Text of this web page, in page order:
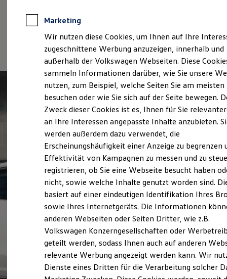
Anpfiff zum Gewinn
Elektroautos
ID. Tutorials
Elektrofahrzeugkonzepte
Reichweite
Reichweite der ID. Modelle
Reichweite im Winter
Laden
Laden unterwegs
Laden Zuhause
Ladezeitensimulator
Batterie
Sicherheit
Garantie und Lebensdauer
Nachhaltigkeit
Technologie
Kosten und Kauf
Verbrauchskosten
Kaufoptionen
E-Auto-Förderung
Software und Konnektivität
Die ID. Software 6
ID. Software Versionen und Updates
Digitale Extras
Schnittstellen zu Ihrem ID.
(Impressum & Rechtliches )
Marketing
Wir nutzen diese Cookies, um Ihnen auf Ihre
zugeschnittene Werbung anzuzeigen, innerhalb und
außerhalb der Volkswagen Webseiten. Diese
sammeln Informationen darüber, wie Sie unsere
nutzen, zum Beispiel, welche Seiten Sie am meisten
besuchen oder wie Sie sich auf der Seite bewegen.
Zweck dieser Cookies ist es, Ihnen für Sie
an Ihre Interessen angepasste Inhalte anzubieten.
werden außerdem dazu verwendet, die
Erscheinungshäufigkeit einer Anzeige zu begrenzen
Effektivität von Kampagnen zu messen und zu
registrieren, ob Sie eine Webseite besucht haben
nicht, sowie welche Inhalte genutzt worden sind.
basiert auf einer eindeutigen Identifikation Ihres
sowie Ihres Internetgeräts. Die Informationen
anderen Webseiten oder Seiten Dritter, wie z.B.
Volkswagen Konzerngesellschaften oder
geteilt werden, sodass Ihnen auch auf anderen
relevante Werbung angezeigt werden kann. Wir
Dienste eines Dritten für die Verarbeitung solcher